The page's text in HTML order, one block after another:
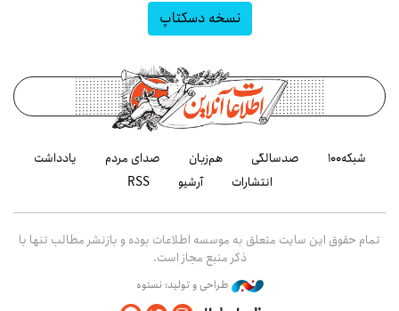
نسخه دسکتاپ
شبکه۱۰۰ صدسالگی هم‌زبان صدای مردم
یادداشت
انتشارات
آرشیو RSS
تمام حقوق این سایت متعلق به موسسه اطلاعات بوده و بازنشر مطالب تنها با
ذکر منبع مجاز است.
طراحی و تولید: نستوه